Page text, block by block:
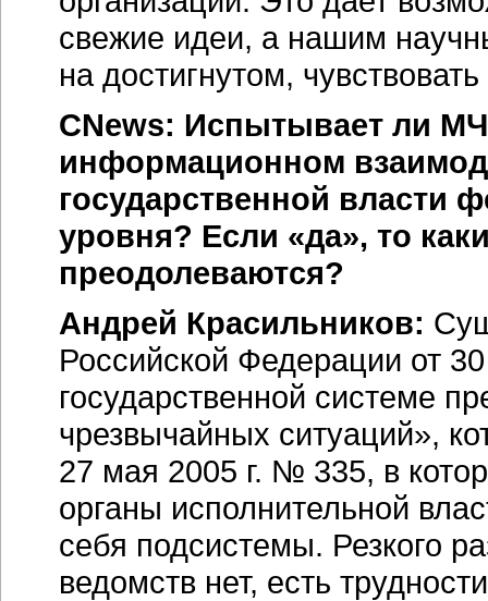
свежие идеи, а нашим
на достигнутом,
CNews: Испытывает ли
информационном
государственной власти
уровня? Если «да», то
преодолеваются?
Андрей Красильников:
Российской Федерации от
государственной системе
чрезвычайных ситуаций»,
27 мая 2005 г. № 335, в
органы исполнительной
себя подсистемы. Резкого
ведомств нет, есть